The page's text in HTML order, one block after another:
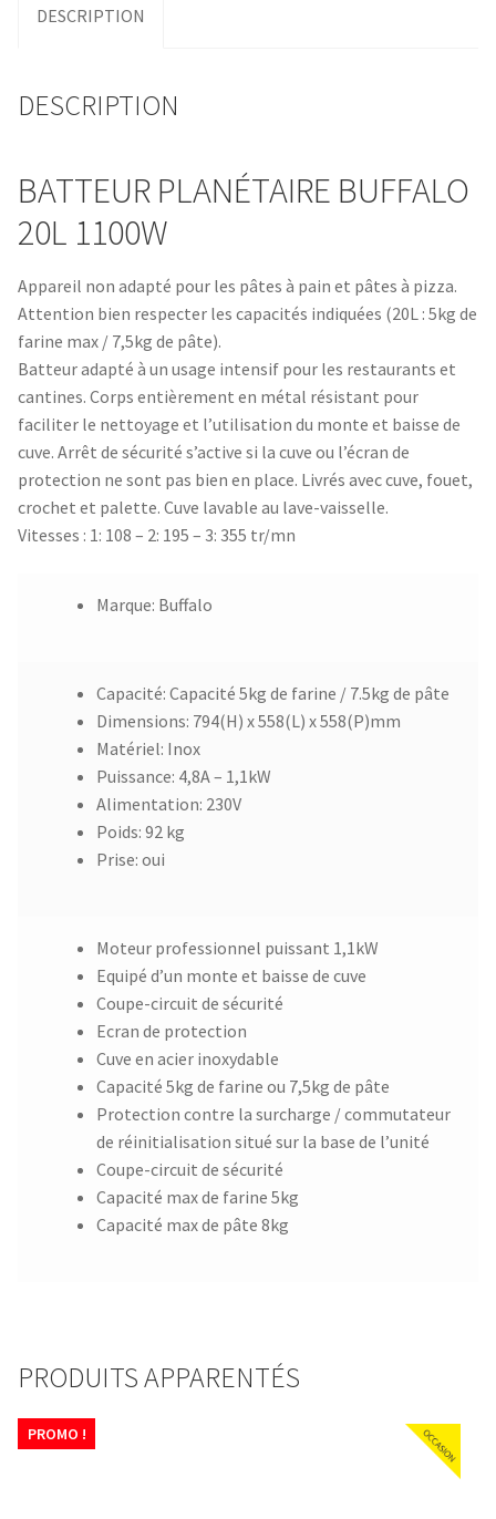
DESCRIPTION
DESCRIPTION
BATTEUR PLANÉTAIRE BUFFALO
20L 1100W
Appareil non adapté pour les pâtes à pain et pâtes à pizza.
Attention bien respecter les capacités indiquées (20L : 5kg de
farine max / 7,5kg de pâte).
Batteur adapté à un usage intensif pour les restaurants et
cantines. Corps entièrement en métal résistant pour
faciliter le nettoyage et l’utilisation du monte et baisse de
cuve. Arrêt de sécurité s’active si la cuve ou l’écran de
protection ne sont pas bien en place. Livrés avec cuve, fouet,
crochet et palette. Cuve lavable au lave-vaisselle.
Vitesses : 1: 108 – 2: 195 – 3: 355 tr/mn
Marque: Buffalo
Capacité: Capacité 5kg de farine / 7.5kg de pâte
Dimensions: 794(H) x 558(L) x 558(P)mm
Matériel: Inox
Puissance: 4,8A – 1,1kW
Alimentation: 230V
Poids: 92 kg
Prise: oui
Moteur professionnel puissant 1,1kW
Equipé d’un monte et baisse de cuve
Coupe-circuit de sécurité
Ecran de protection
Cuve en acier inoxydable
Capacité 5kg de farine ou 7,5kg de pâte
Protection contre la surcharge / commutateur
de réinitialisation situé sur la base de l’unité
Coupe-circuit de sécurité
Capacité max de farine 5kg
Capacité max de pâte 8kg
PRODUITS APPARENTÉS
PROMO !